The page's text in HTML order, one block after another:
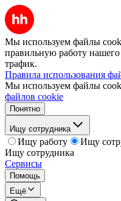
Мы используем файлы
правильную работу нашего
трафик.
Правила использования
Мы используем файлы
файлов cookie
Понятно
Ищу сотрудника
Ищу работу
Ищу
Ищу сотрудника
Сервисы
Помощь
Ещё